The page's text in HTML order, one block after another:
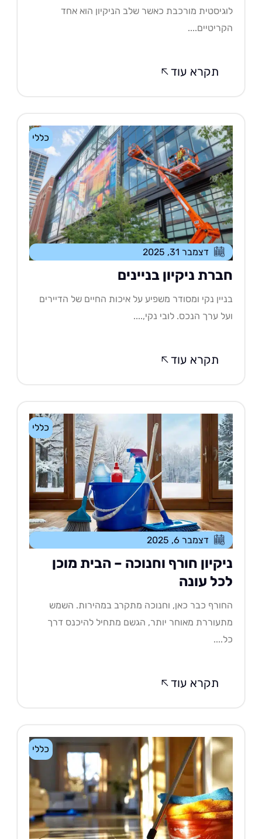
מורכבת כאשר שלב הניקיון הוא אחד
תקרא עוד
כללי
דצמבר 31, 2025
ניקיון בניינים
נקי ומסודר משפיע על איכות החיים של הדיירים
ערך הנכס. לובי נקי,....
תקרא עוד
כללי
דצמבר 6, 2025
חורף וחנוכה – הבית מוכן
עונה
כבר כאן, וחנוכה מתקרב במהירות. השמש
מאוחר יותר, הגשם מתחיל להיכנס דרך
תקרא עוד
כללי